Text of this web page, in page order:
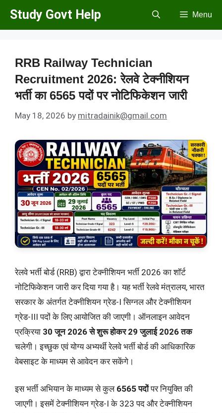
Skip
Study Govt Help Menu
RRB Railway Technician
Recruitment 2026: रेलवे टेक्नीशियन
भर्ती का 6565 पदों पर नोटिफिकेशन जारी
May 18, 2026 by mitradainik@gmail.com
रेलवे भर्ती बोर्ड (RRB) द्वारा टेक्नीशियन भर्ती 2026 का शॉर्ट
नोटिफिकेशन जारी कर दिया गया है। यह भर्ती रेलवे मंत्रालय, भारत
सरकार के अंतर्गत टेक्नीशियन ग्रेड-I सिग्नल और टेक्नीशियन
ग्रेड-III पदों के लिए आयोजित की जाएगी। ऑनलाइन आवेदन
प्रक्रिया 30 जून 2026 से शुरू होकर 29 जुलाई 2026 तक
चलेगी। इच्छुक एवं योग्य अभ्यर्थी रेलवे भर्ती बोर्ड की आधिकारिक
वेबसाइट के माध्यम से आवेदन कर सकेंगे।
इस भर्ती अभियान के माध्यम से कुल 6565 पदोंपर नियुक्ति की
जाएगी। इसमें टेक्नीशियन ग्रेड-I के 323 पद और टेक्नीशियन